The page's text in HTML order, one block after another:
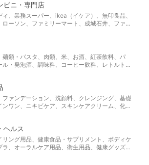
ビニ・専門店
ィ、業務スーパー、ikea（イケア）、無印良品、
ローソン、ファミリーマート、成城石井、ファミ
麺類・パスタ、肉類、米、お酒、紅茶飲料、パ
ル・発泡酒、調味料、コーヒー飲料、レトルト・
ファンデーション、洗顔料、クレンジング、基礎
ワン、ニキビケア、スキンケアクリーム、化粧
ー、日焼け止め・UVケア、リップクリーム・リ
コスメ、コスメギフト
ヘルス
リング用品、健康食品・サプリメント、ボディケ
ラ、オーラルケア用品、衛生用品、健康グッズ、